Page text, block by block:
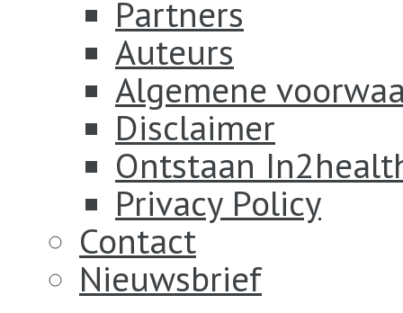
Partners
Auteurs
Algemene
Disclaimer
Ontstaan
Privacy Policy
Contact
Nieuwsbrief